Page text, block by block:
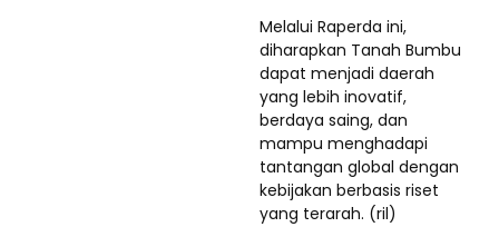
Melalui Raperda ini,
diharapkan Tanah Bumbu
dapat menjadi daerah
yang lebih inovatif,
berdaya saing, dan
mampu menghadapi
tantangan global dengan
kebijakan berbasis riset
yang terarah. (ril)